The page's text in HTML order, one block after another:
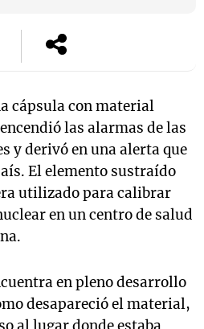
cápsula con material
las alarmas de las
y derivó en una alerta que
El elemento sustraído
utilizado para calibrar
en un centro de salud
en pleno desarrollo
desapareció el material,